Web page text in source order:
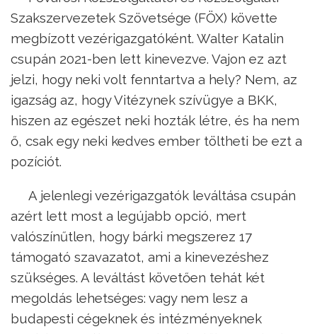
Szakszervezetek Szövetsége (FÖX) követte
megbízott vezérigazgatóként. Walter Katalin
csupán 2021-ben lett kinevezve. Vajon ez azt
jelzi, hogy neki volt fenntartva a hely? Nem, az
igazság az, hogy Vitézynek szívügye a BKK,
hiszen az egészet neki hozták létre, és ha nem
ő, csak egy neki kedves ember töltheti be ezt a
pozíciót.
A jelenlegi vezérigazgatók leváltása csupán
azért lett most a legújabb opció, mert
valószínűtlen, hogy bárki megszerez 17
támogató szavazatot, ami a kinevezéshez
szükséges. A leváltást követően tehát két
megoldás lehetséges: vagy nem lesz a
budapesti cégeknek és intézményeknek